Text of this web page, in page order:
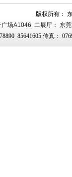
版权所有：
场A1046 二展厅： 东
85641605 传真：